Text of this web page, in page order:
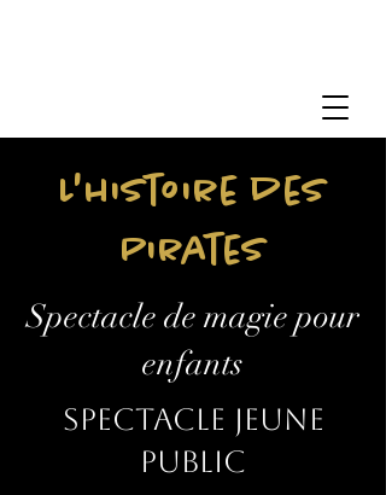
L'histoire des
Pirates
Spectacle de magie pour
enfants
Spectacle jeune
public